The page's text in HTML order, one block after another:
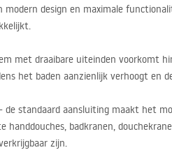
modern design en maximale
met draaibare uiteinden voorkomt
het baden aanzienlijk verhoogt en
de standaard aansluiting maakt het
handdouches, badkranen,
zijn.